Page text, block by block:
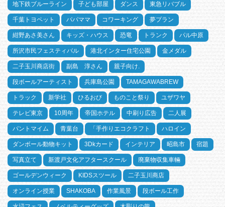
地下鉄ブルーライン 子ども部屋 ダンス 東急リバブル
千葉トヨペット パパママ コワーキング 夢プラン
紺野あさ美さん キッズ・ハウス 恐竜 トランク パル中原
所沢市民フェスティバル 港北インター住宅公園 金メダル
二子玉川商店街 副島 淳さん 親子向け.
段ボールアーティスト 兵庫島公園 TAMAGAWABREW
トラック 新学社 ひるおび ものこと祭り ユザワヤ
テレビ東京 10周年 帝国ホテル 中刷り広告 二人展
パントマイム 青葉台 「手作りエコクラフト ハロイン
ダンボール動物キット 3Dkカード インテリア 昭島市 宿題
写真立て 新渡戸文化アフタースクール 廃棄物収集車輛
ゴールデンウィーク KIDSスツール 二子玉川商店
オンライン授業 SHAKOBA 作業風景 段ボール工作